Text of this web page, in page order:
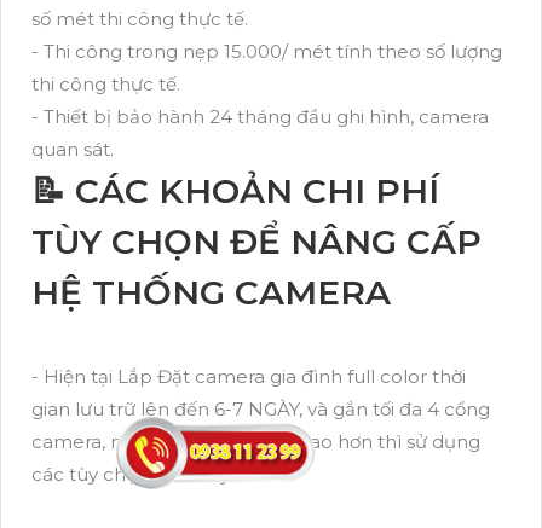
số mét thi công thực tế.
- Thi công trong nẹp 15.000/ mét tính theo số lượng
thi công thực tế.
- Thiết bị bảo hành 24 tháng đầu ghi hình, camera
quan sát.
📝 CÁC KHOẢN CHI PHÍ
TÙY CHỌN ĐỂ NÂNG CẤP
HỆ THỐNG CAMERA
- Hiện tại Lắp Đặt camera gia đình full color thời
gian lưu trữ lên đến 6-7 NGÀY, và gắn tối đa 4 cổng
camera, nếu bạn có nhu cầu cao hơn thì sử dụng
các tùy chọn dưới đây: